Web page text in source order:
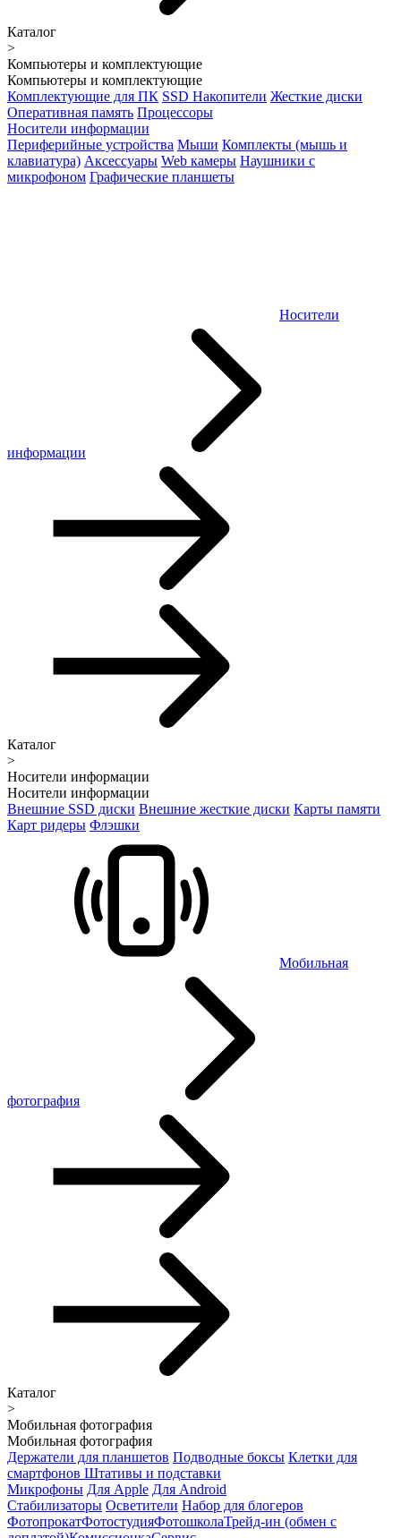
Каталог
>
Компьютеры и комплектующие
Компьютеры и комплектующие
Комплектующие для ПК SSD Накопители Жесткие диски
Оперативная память Процессоры
Носители информации
Периферийные устройства Мыши Комплекты (мышь и
клавиатура) Аксессуары Web камеры Наушники с
микрофоном Графические планшеты
Носители
информации
Каталог
>
Носители информации
Носители информации
Внешние SSD диски Внешние жесткие диски Карты памяти
Карт ридеры Флэшки
Мобильная
фотография
Каталог
>
Мобильная фотография
Мобильная фотография
Держатели для планшетов Подводные боксы Клетки для
смартфонов Штативы и подставки
Микрофоны Для Apple Для Android
Стабилизаторы Осветители Набор для блогеров
ФотопрокатФотостудияФотошколаТрейд-ин (обмен с